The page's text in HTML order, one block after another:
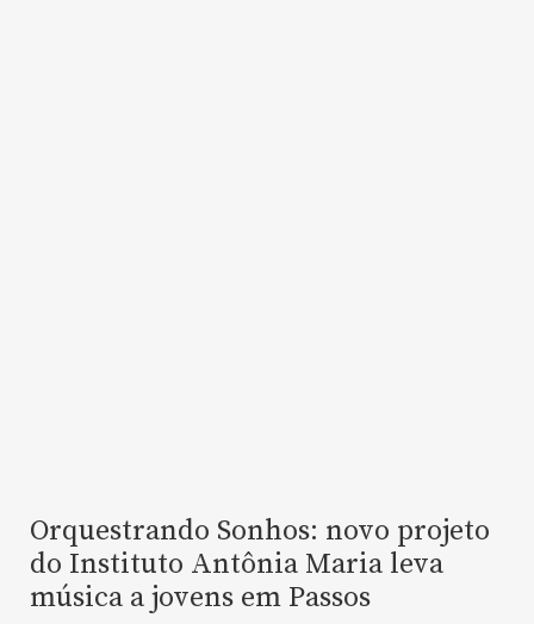
Orquestrando Sonhos: novo projeto
do Instituto Antônia Maria leva
música a jovens em Passos